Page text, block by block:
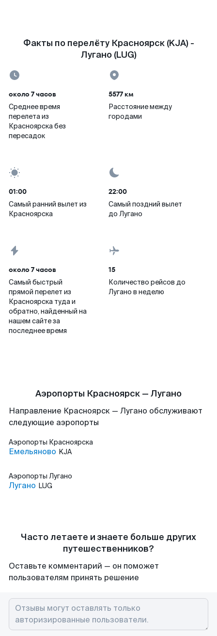
Факты по перелёту Красноярск (KJA) -
Лугано (LUG)
около 7 часов
Среднее время
перелета из
Красноярска без
пересадок
5577 км
Расстояние между
городами
01:00
Самый ранний вылет из
Красноярска
22:00
Самый поздний вылет
до Лугано
около 7 часов
Самый быстрый
прямой перелет из
Красноярска туда и
обратно, найденный на
нашем сайте за
последнее время
15
Количество рейсов до
Лугано в неделю
Аэропорты Красноярск — Лугано
Направление Красноярск — Лугано обслуживают
следующие аэропорты
Аэропорты Красноярска
Емельяново KJA
Аэропорты Лугано
Лугано LUG
Часто летаете и знаете больше других
путешественников?
Оставьте комментарий — он поможет
пользователям принять решение